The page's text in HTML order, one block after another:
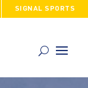
SIGNAL SPORTS